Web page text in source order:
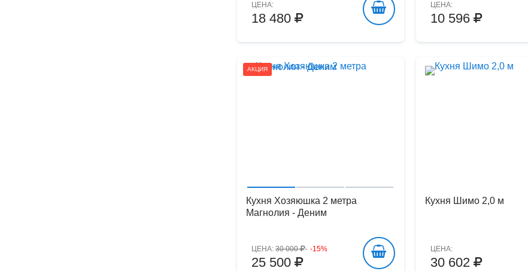
ЦЕНА:
18 480
ЦЕНА:
10 596
АКЦИЯ
Кухня Хозяюшка 2 метра
Магнолия - Деним
ЦЕНА: 30 000 -15%
25 500
Кухня Шимо 2,0 м
ЦЕНА:
30 602